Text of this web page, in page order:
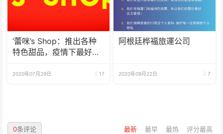
‘蕾咪’s Shop：推出各种
特色甜品，疫情下最好的
2020年07月29日 17
阿根廷桦福旅運公司
2020年09月22日 7
最新 最早 最热 评分最高
0条评论